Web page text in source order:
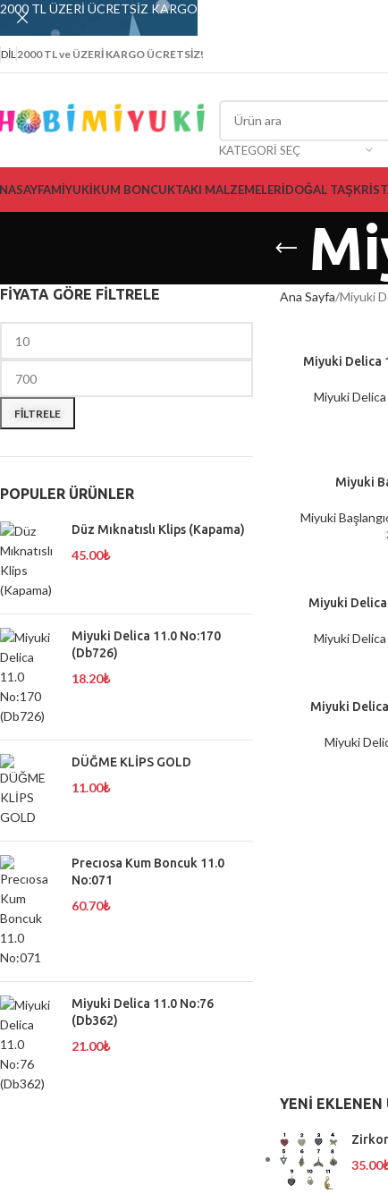
DIL 2000 TL ve ÜZERİ KARGO ÜCRETSİZ!
KATEGORI SEÇ
MİYUKİKUM BONCUKTAKI MALZEMELERİDOĞAL TAŞ
FİYATA GÖRE FİLTRELE
FILTRELE
POPULER ÜRÜNLER
Düz Mıknatıslı Klips (Kapama)
45.00₺
Miyuki Delica 11.0 No:170
(Db726)
18.20₺
DÜĞME KLİPS GOLD
11.00₺
Precıosa Kum Boncuk 11.0
No:071
60.70₺
Miyuki Delica 11.0 No:76
(Db362)
21.00₺
Ana Sayfa Miyuki
SEPETE EKLE
Miyuki Delica
Miyuki
SEPETE EKLEMiyuki
Miyuki
SEPETE EKLE
Miyuki Delica
Miyuki
SEPETE EKLE
Miyuki
Miyuki
YENI EKLENEN
35.00
2000 TL ÜZERİ ÜCRETSİZ KARGO